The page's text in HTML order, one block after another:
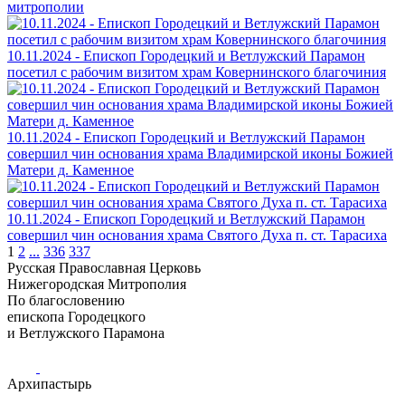
митрополии
10.11.2024 - Епископ Городецкий и Ветлужский Парамон
посетил с рабочим визитом храм Ковернинского благочиния
10.11.2024 - Епископ Городецкий и Ветлужский Парамон
совершил чин основания храма Владимирской иконы Божией
Матери д. Каменное
10.11.2024 - Епископ Городецкий и Ветлужский Парамон
совершил чин основания храма Святого Духа п. ст. Тарасиха
1 2 ... 336 337
Русская Православная Церковь
Нижегородская Митрополия
По благословению
епископа Городецкого
и Ветлужского Парамона
Архипастырь